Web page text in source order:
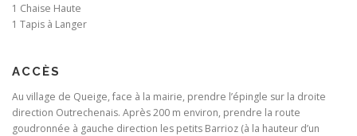
1 Chaise Haute
1 Tapis à Langer
ACCÈS
Au village de Queige, face à la mairie, prendre l’épingle sur la droite
direction Outrechenais. Après 200 m environ, prendre la route
goudronnée à gauche direction les petits Barrioz (à la hauteur d’un